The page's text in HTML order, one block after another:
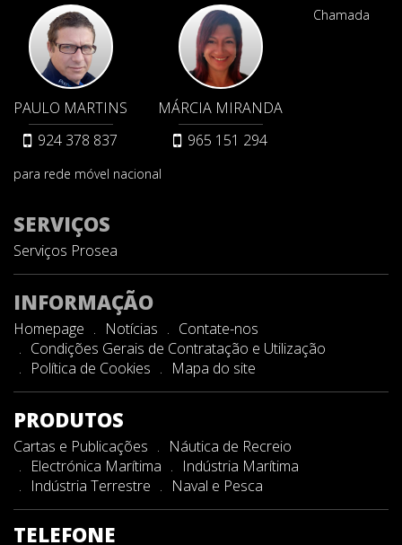
PAULO MARTINS
924 378 837
MÁRCIA MIRANDA
965 151 294
Chamada
para rede móvel nacional
SERVIÇOS
Serviços Prosea
INFORMAÇÃO
Homepage Notícias
Contate-nos
Condições Gerais de Contratação e Utilização
Política de Cookies
Mapa do site
PRODUTOS
Cartas e Publicações
Náutica de Recreio
Electrónica Marítima
Indústria Marítima
Indústria Terrestre
Naval e Pesca
TELEFONE